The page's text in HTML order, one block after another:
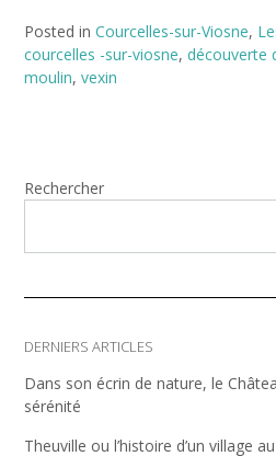
Posted in Courcelles-sur-Viosne,
courcelles -sur-viosne, découverte
moulin, vexin
Rechercher
DERNIERS ARTICLES
Dans son écrin de nature, le
sérénité
Theuville ou l’histoire d’un village